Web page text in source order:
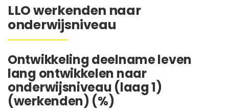
LLO werkenden naar
onderwijsniveau
Ontwikkeling deelname leven
lang ontwikkelen naar
onderwijsniveau (laag 1)
(werkenden) (%)